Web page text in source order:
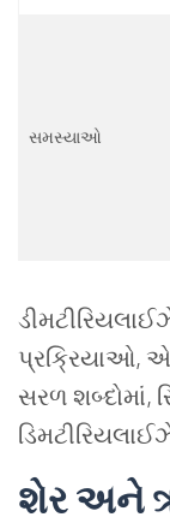
સમસ્યાઓ
પ્રક્રિયાઓ,
સરળ શબ્દોમાં,
શેર અને